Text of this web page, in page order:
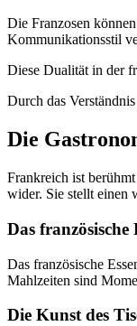
Die Franzosen
Kommunikationsstil
Diese Dualität in der
Durch das
Die
Frankreich ist
wider. Sie stellt einen
Das französische
Das französische
Mahlzeiten sind
Die Kunst des